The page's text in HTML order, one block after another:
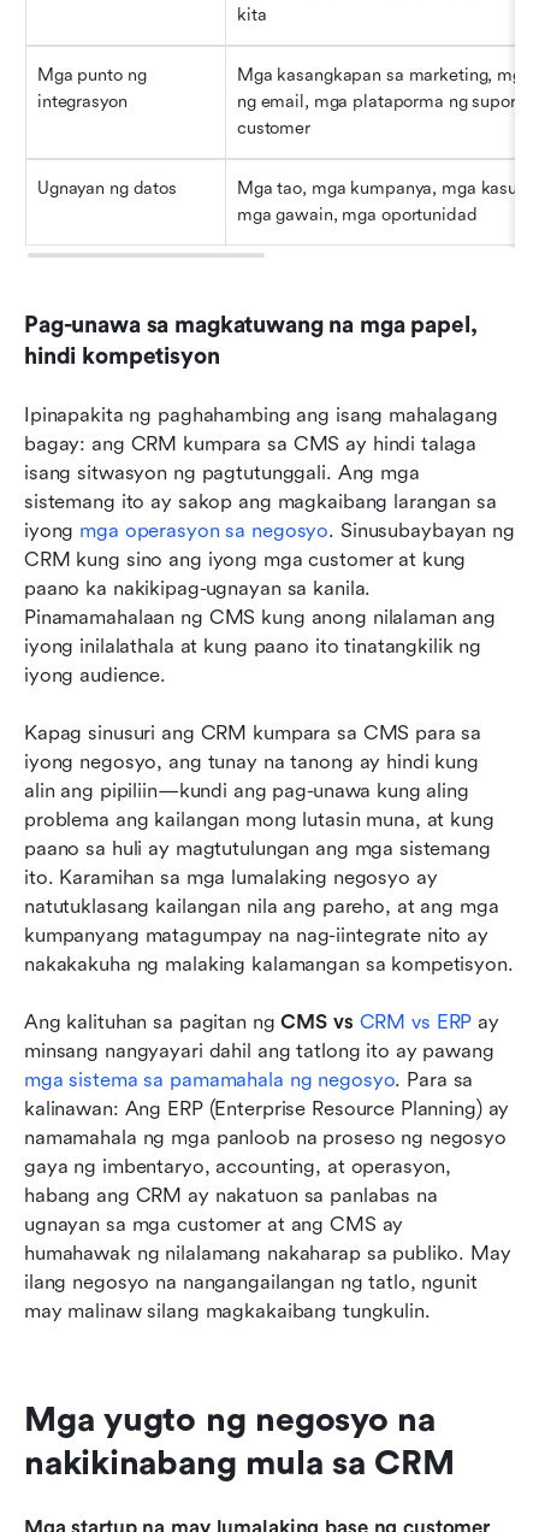
kita
Mga punto ng
integrasyon
Mga kasangkapan sa marketing, mga
ng email, mga plataporma ng suporta
customer
Ugnayan ng datos
Mga tao, mga kumpanya, mga
mga gawain, mga oportunidad
Pag-unawa sa magkatuwang na mga papel,
hindi kompetisyon
Ipinapakita ng paghahambing ang isang mahalagang
bagay: ang CRM kumpara sa CMS ay hindi talaga
isang sitwasyon ng pagtutunggali. Ang mga
sistemang ito ay sakop ang magkaibang larangan sa
iyong mga operasyon sa negosyo. Sinusubaybayan ng
CRM kung sino ang iyong mga customer at kung
paano ka nakikipag-ugnayan sa kanila.
Pinamamahalaan ng CMS kung anong nilalaman ang
iyong inilalathala at kung paano ito tinatangkilik ng
iyong audience.
Kapag sinusuri ang CRM kumpara sa CMS para sa
iyong negosyo, ang tunay na tanong ay hindi kung
alin ang pipiliin—kundi ang pag-unawa kung aling
problema ang kailangan mong lutasin muna, at kung
paano sa huli ay magtutulungan ang mga sistemang
ito. Karamihan sa mga lumalaking negosyo ay
natutuklasang kailangan nila ang pareho, at ang mga
kumpanyang matagumpay na nag-iintegrate nito ay
nakakakuha ng malaking kalamangan sa kompetisyon.
Ang kalituhan sa pagitan ng CMS vs CRM vs ERP ay
mga sistema sa pamamahala ng negosyo. Para sa
kalinawan: Ang ERP (Enterprise Resource Planning) ay
namamahala ng mga panloob na proseso ng negosyo
gaya ng imbentaryo, accounting, at operasyon,
habang ang CRM ay nakatuon sa panlabas na
ugnayan sa mga customer at ang CMS ay
humahawak ng nilalamang nakaharap sa publiko. May
ilang negosyo na nangangailangan ng tatlo, ngunit
may malinaw silang magkakaibang tungkulin.
Mga yugto ng negosyo na
nakikinabang mula sa CRM
Mga startup na may lumalaking base ng customer